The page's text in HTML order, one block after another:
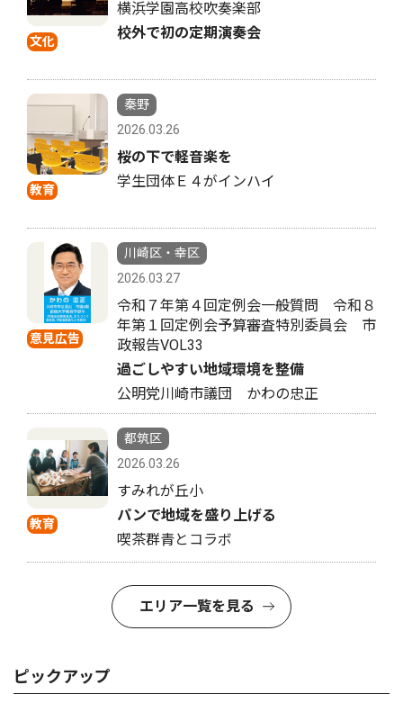
文化
横浜学園高校吹奏楽部
校外で初の定期演奏会
教育
秦野
2026.03.26
桜の下で軽音楽を
学生団体Ｅ４がインハイ
意見広告
川崎区・幸区
2026.03.27
令和７年第４回定例会一般質問 令和８
年第１回定例会予算審査特別委員会 市
政報告VOL33
過ごしやすい地域環境を整備
公明党川崎市議団 かわの忠正
教育
都筑区
2026.03.26
すみれが丘小
パンで地域を盛り上げる
喫茶群青とコラボ
エリア一覧を見る
ピックアップ